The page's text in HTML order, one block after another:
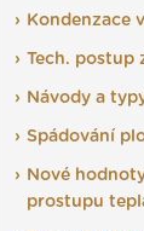
Kondenzace
Tech. postup
Návody a
Spádování
Nové
prostupu